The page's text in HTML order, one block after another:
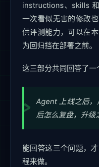
instructions、skills
一次看似无害的修改
供评测能力，可以在
为回归挡在部署之前。
这三部分共同回答了一
Agent 上线之后
后怎么复盘，升级
能回答这三个问题，
程来做。